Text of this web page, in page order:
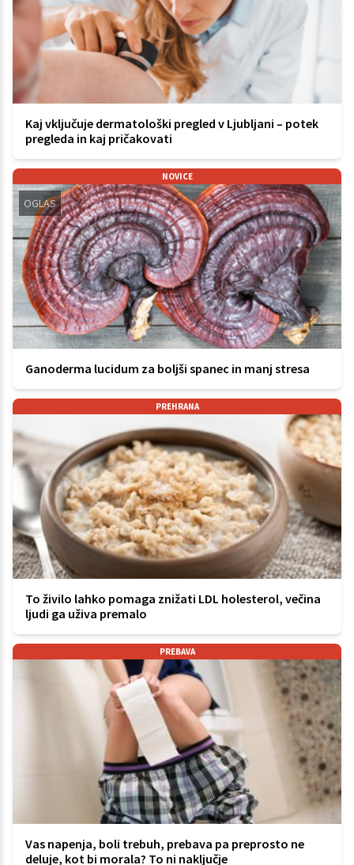
Kaj vključuje dermatološki pregled v Ljubljani – potek
pregleda in kaj pričakovati
NOVICE
OGLAS
Ganoderma lucidum za boljši spanec in manj stresa
PREHRANA
To živilo lahko pomaga znižati LDL holesterol, večina
ljudi ga uživa premalo
PREBAVA
Vas napenja, boli trebuh, prebava pa preprosto ne
deluje, kot bi morala? To ni naključje